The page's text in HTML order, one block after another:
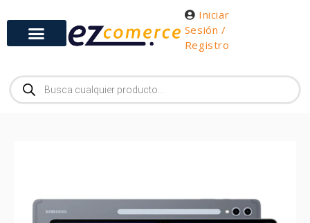
Iniciar
Sesión /
Registro